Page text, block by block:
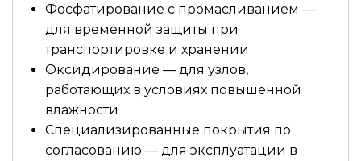
Фосфатирование с промасливанием —
для временной защиты при
транспортировке и хранении
Оксидирование — для узлов,
работающих в условиях повышенной
влажности
Специализированные покрытия по
согласованию — для эксплуатации в